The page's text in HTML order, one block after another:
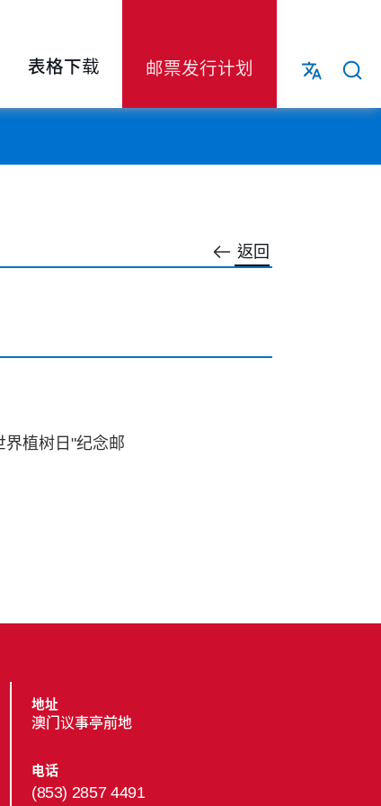
表格下载 邮票发行计划
返回
植树日"纪念邮
地址
澳门议事亭前地
电话
(853) 2857 4491